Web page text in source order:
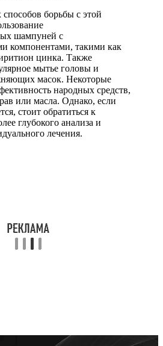
борьбы с этой
шампуней с
компонентами, такими как
цинка. Также
мытье головы и
масок. Некоторые
народных средств,
или масла. Однако, если
стоит обратиться к
глубокого анализа и
лечения.